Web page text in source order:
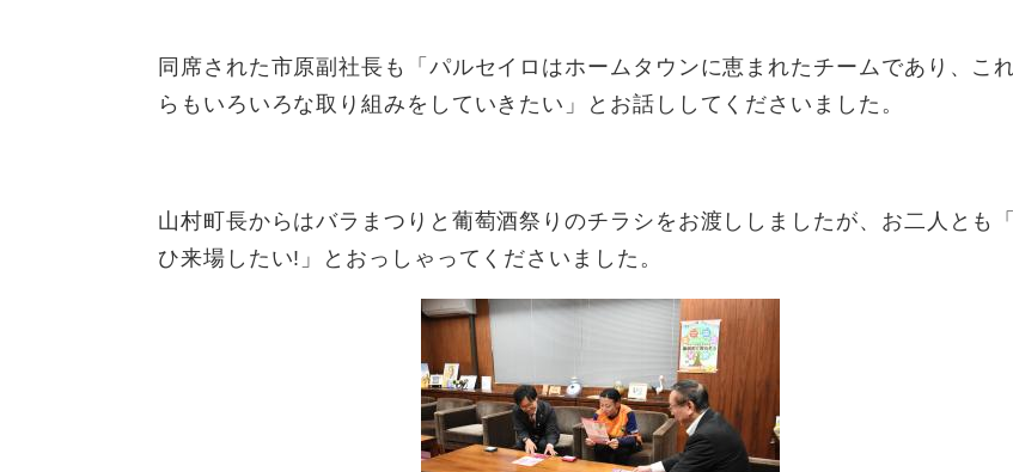
同席された市原副社長も「パルセイロはホームタウンに恵まれたチームであり、こ
らもいろいろな取り組みをしていきたい」とお話ししてくださいました。
山村町長からはバラまつりと葡萄酒祭りのチラシをお渡ししましたが、お二人とも
ひ来場したい!」とおっしゃってくださいました。